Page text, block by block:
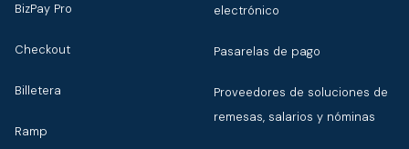
BizPay Pro
Checkout
Billetera
Ramp
electrónico
Pasarelas de pago
Proveedores de soluciones de
remesas, salarios y nóminas